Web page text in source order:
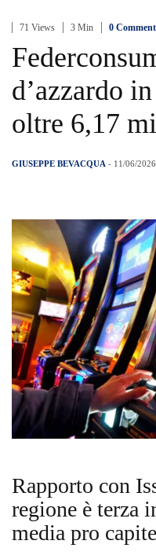
71 Views 3 Min 0 Comment
d’azzardo
oltre 6,17
GIUSEPPE BEVACQUA - 11/06/2026
Rapporto con
regione è terza
media pro